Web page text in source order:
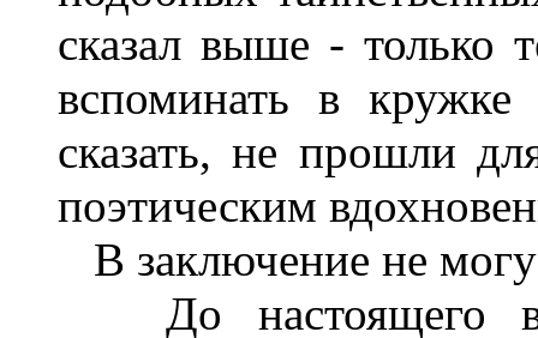
сказал выше - только
вспоминать в
сказать, не прошли
поэтическим
В заключение не
До настоящего